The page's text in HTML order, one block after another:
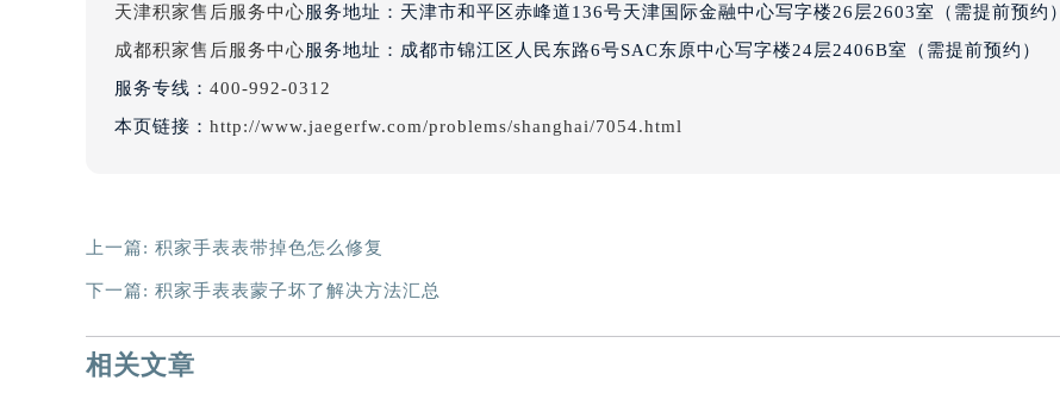
辽宁省朝阳市双塔区新华路积家售后服务中心（需提前预约）
辽宁省丹东市振兴区七经街积家售后服务中心（需提前预约）
辽宁省抚顺市新抚区东一路积家售后服务中心（需提前预约）
辽宁省阜新市海州区解放大街积家售后服务中心（需提前预约）
辽宁省盘锦市兴隆台区石油大街积家售后服务中心（需提前预约）
辽宁省铁岭市银州区南马路积家售后服务中心（需提前预约）
天津积家售后服务中心 服务地址：天津市和平区赤峰道136号天津国际金融中心写字楼26层2603室（需提前预约）
成都积家售后服务中心 服务地址：成都市锦江区人民东路6号SAC东原中心写字楼24层2406B室（需提前预约）
服务专线： 400-992-0312
本页链接： http://www.jaegerfw.com/problems/shanghai/7054.html
上一篇: 积家手表表带掉色怎么修复
下一篇: 积家手表表蒙子坏了解决方法汇总
相关文章